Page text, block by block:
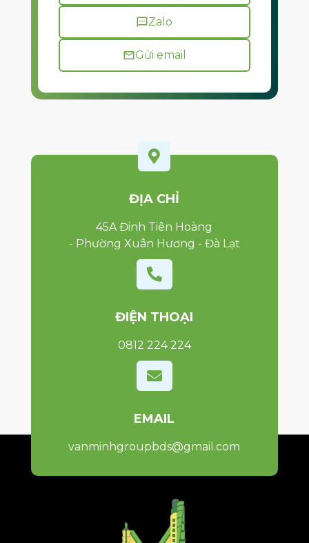
Zalo
Gửi email

ĐỊA CHỈ
45A Đinh Tiên Hoàng
- Phường Xuân Hương - Đà Lạt

ĐIỆN THOẠI
0812 224 224

EMAIL
vanminhgroupbds@gmail.com